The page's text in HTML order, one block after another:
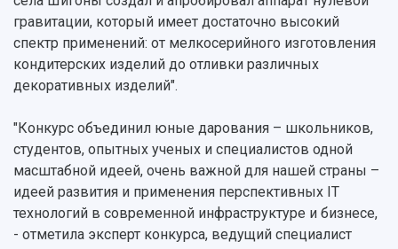
гравитации, который имеет достаточно высокий
спектр применений: от мелкосерийного изготовления
кондитерских изделий до отливки различных
декоративных изделий".
"Конкурс объединил юные дарования – школьников,
студентов, опытных ученых и специалистов одной
масштабной идеей, очень важной для нашей страны –
идеей развития и применения перспективных IT
технологий в современной инфраструктуре и бизнесе,
- отметила эксперт конкурса, ведущий специалист